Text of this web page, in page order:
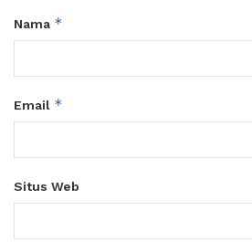
Nama *
Email *
Situs Web